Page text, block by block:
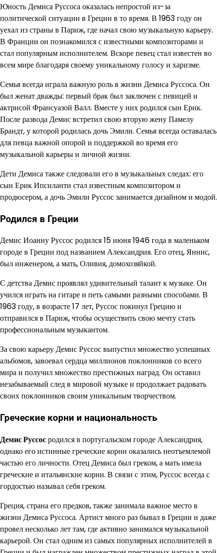
Юность Демиса Руссоса оказалась непростой из-за
политической ситуации в Греции в то время. В 1963 году он
уехал из страны в Париж, где начал свою музыкальную карьеру.
В Франции он познакомился с известными композиторами и
стал популярным исполнителем. Вскоре певец стал известен во
всем мире благодаря своему уникальному голосу и харизме.
Семья всегда играла важную роль в жизни Демиса Руссоса. Он
был женат дважды: первый брак был заключен с певицей и
актрисой Франсуазой Валл. Вместе у них родился сын Ерик.
После развода Демис встретил свою вторую жену Памелу
Брандт, у которой родилась дочь Эмили. Семья всегда оставалась
для певца важной опорой и поддержкой во время его
музыкальной карьеры и личной жизни.
Дети Демиса также следовали его в музыкальных следах: его
сын Ерик Ипсиланти стал известным композитором и
продюсером, а дочь Эмили Руссос занимается дизайном и модой.
Родился в Греции
Демис Иоанну Руссос родился 15 июня 1946 года в маленьком
городе в Греции под названием Александрия. Его отец, Яннис,
был инженером, а мать, Оливия, домохозяйкой.
С детства Демис проявлял удивительный талант к музыке. Он
учился играть на гитаре и петь самыми разными способами. В
1963 году, в возрасте 17 лет, Руссос покинул Грецию и
отправился в Париж, чтобы осуществить свою мечту стать
профессиональным музыкантом.
За свою карьеру Демис Руссос выпустил множество успешных
альбомов, завоевал сердца миллионов поклонников со всего
мира и получил множество престижных наград. Он оставил
незабываемый след в мировой музыке и продолжает радовать
своих поклонников своим уникальным творчеством.
Греческие корни и национальность
Демис Руссосродился в португальском городе Александрия,
однако его истинные греческие корни оказались неотъемлемой
частью его личности. Отец Демиса был греком, а мать имела
греческие и итальянские корни. В связи с этим, Руссос всегда с
гордостью называл себя греком.
Греция, страна его предков, также занимала важное место в
жизни Демиса Руссоса. Артист много раз бывал в Греции и даже
провел несколько лет там, где активно занимался музыкальной
карьерой. Он стал одним из самых популярных исполнителей в